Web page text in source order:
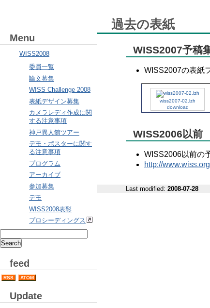
過去の表紙
WISS2007予稿
WISS2007の表紙
wiss2007-02.lzh
download
WISS2006以前
WISS2006以前の
http://
Last modified: 2008-07-28
Menu
WISS2008
委員一覧
論文募集
WISS Challenge 2008
表紙デザイン募集
カメラレディ作成に関
する注意事項
神戸異人館ツアー
デモ・ポスターに関す
る注意事項
プログラム
アーカイブ
参加募集
デモ
WISS2008表彰
プロシーディングス
feed
RSS ATOM
Update